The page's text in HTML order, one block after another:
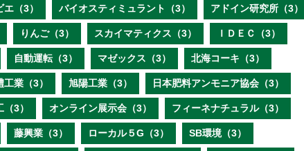
エ（3） バイオスティミュラント（3） アドイン研究所（3）
りんご（3） スカイマティクス（3） ＩＤＥＣ（3）
自動運転（3） マゼックス（3） 北海コーキ（3）
工業（3） 旭陽工業（3） 日本肥料アンモニア協会（3）
3） オンライン展示会（3） フィーネナチュラル（3）
藤興業（3） ローカル５G（3） SB環境（3）